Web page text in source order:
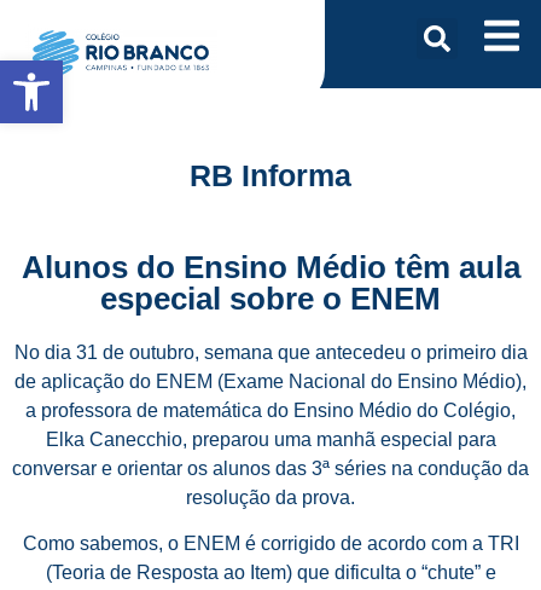
RB Informa
Alunos do Ensino Médio têm aula
especial sobre o ENEM
No dia 31 de outubro, semana que antecedeu o primeiro dia
de aplicação do ENEM (Exame Nacional do Ensino Médio),
a professora de matemática do Ensino Médio do Colégio,
Elka Canecchio, preparou uma manhã especial para
conversar e orientar os alunos das 3ª séries na condução da
resolução da prova.
Como sabemos, o ENEM é corrigido de acordo com a TRI
(Teoria de Resposta ao Item) que dificulta o “chute” e
Abrir a barra de ferramentas